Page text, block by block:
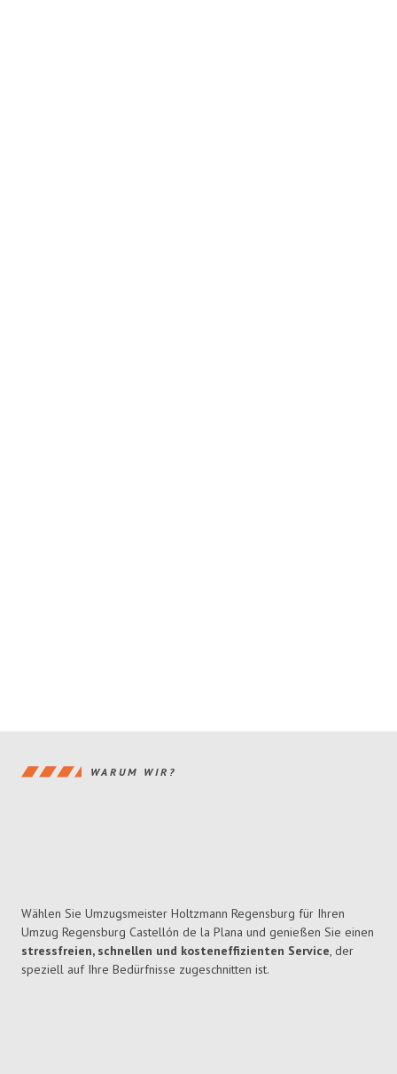
WARUM WIR?
Wählen Sie Umzugsmeister Holtzmann Regensburg für Ihren
Umzug Regensburg Castellón de la Plana und genießen Sie einen
stressfreien, schnellen und kosteneffizienten Service, der
speziell auf Ihre Bedürfnisse zugeschnitten ist.